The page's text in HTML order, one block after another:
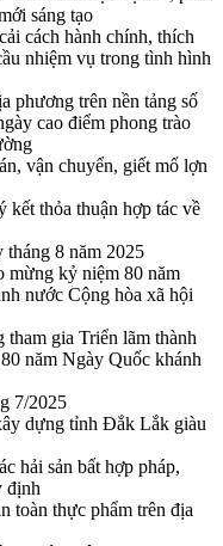
sáng tạo
cách hành chính, thích
nhiệm vụ trong tình hình
phương trên nền tảng số
cao điểm phong trào
vận chuyển, giết mổ lợn
thỏa thuận hợp tác về
8 năm 2025
mừng kỷ niệm 80 năm
nước Cộng hòa xã hội
tham gia Triển lãm thành
năm Ngày Quốc khánh
7/2025
dựng tỉnh Đắk Lắk giàu
hải sản bất hợp pháp,
định
toàn thực phẩm trên địa